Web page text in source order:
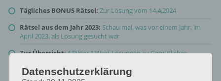
Tägliches BONUS Rätsel: Zur Lösung vom 14.4.2024
Rätsel aus dem Jahr 2023: Schau mal, was vor einem Jahr, im
April 2023, als Lösung gesucht war
Zur Übersicht:4 Bilder 1 Wort Lösungen zu Gemütliches
Datenschutzerklärung